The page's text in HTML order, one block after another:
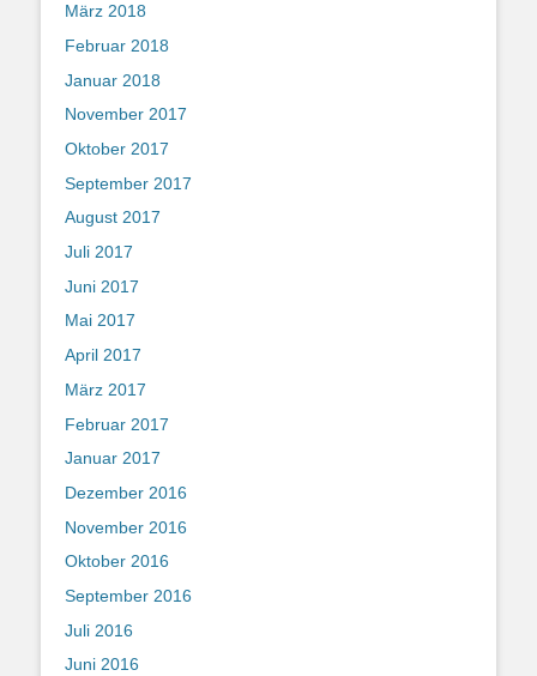
März 2018
Februar 2018
Januar 2018
November 2017
Oktober 2017
September 2017
August 2017
Juli 2017
Juni 2017
Mai 2017
April 2017
März 2017
Februar 2017
Januar 2017
Dezember 2016
November 2016
Oktober 2016
September 2016
Juli 2016
Juni 2016